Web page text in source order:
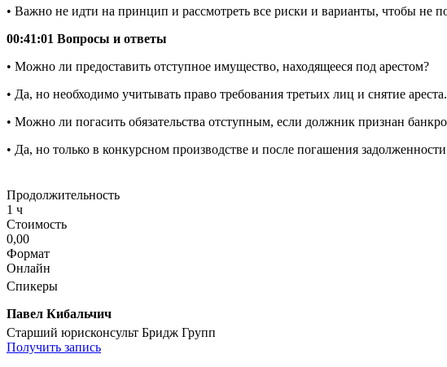
• Важно не идти на принцип и рассмотреть все риски и варианты, чтобы не
00:41:01 Вопросы и ответы
• Можно ли предоставить отступное имущество, находящееся под арестом?
• Да, но необходимо учитывать право требования третьих лиц и снятие ареста.
• Можно ли погасить обязательства отступным, если должник признан
• Да, но только в конкурсном производстве и после погашения
Продолжительность
1 ч
Стоимость
0,00
Формат
Онлайн
Спикеры
Павел Кибальчич
Старший юрисконсульт Бридж Групп
Получить запись